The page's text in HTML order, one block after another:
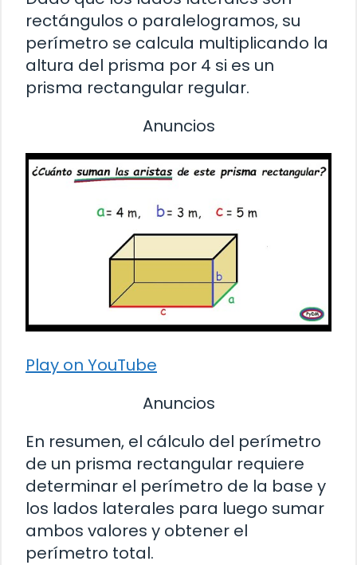
rectángulos o paralelogramos, su
perímetro se calcula multiplicando la
altura del prisma por 4 si es un
prisma rectangular regular.
Anuncios
Play on YouTube
Anuncios
En resumen, el cálculo del perímetro
de un prisma rectangular requiere
determinar el perímetro de la base y
los lados laterales para luego sumar
ambos valores y obtener el
perímetro total.